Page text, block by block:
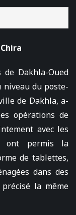
Dakhla-Oued
niveau du poste-
de Dakhla, a-
opérations de
avec les
ont permis la
de tablettes,
dans des
la même